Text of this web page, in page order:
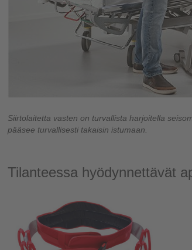
Siirtolaitetta vasten on turvallista harjoitella
pääsee turvallisesti takaisin istumaan.
Tilanteessa hyödynnettävät